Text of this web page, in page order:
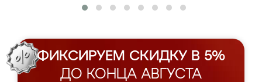
ФИКСИРУЕМ СКИДКУ В 5%
ДО КОНЦА АВГУСТА